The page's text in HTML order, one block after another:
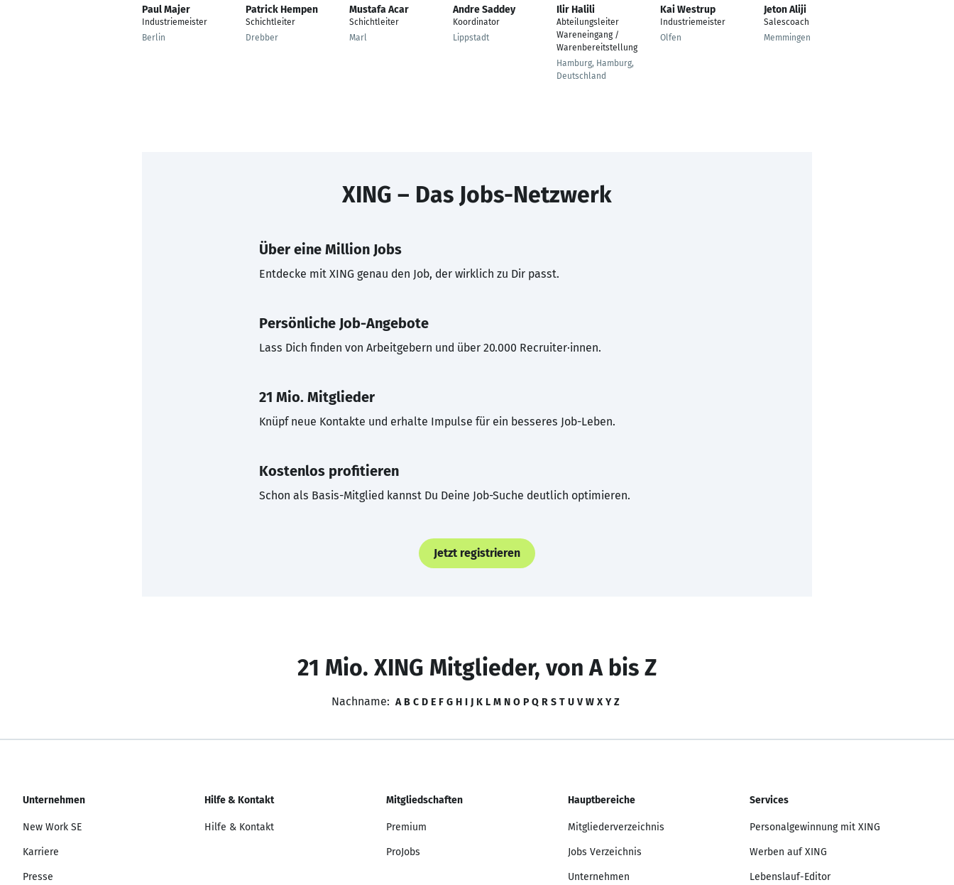
Paul Majer
Industriemeister
Berlin
Patrick Hempen
Schichtleiter
Drebber
Mustafa Acar
Schichtleiter
Marl
Andre Saddey
Koordinator
Lippstadt
Ilir Halili
Abteilungsleiter
Wareneingang /
Warenbereitstellung
Hamburg, Hamburg,
Deutschland
Kai Westrup
Industriemeister
Olfen
Jeton Aliji
Salescoach
Memmingen
XING – Das Jobs-Netzwerk
Über eine Million Jobs
Entdecke mit XING genau den Job, der wirklich zu Dir passt.
Persönliche Job-Angebote
Lass Dich finden von Arbeitgebern und über 20.000 Recruiter·innen.
21 Mio. Mitglieder
Knüpf neue Kontakte und erhalte Impulse für ein besseres Job-Leben.
Kostenlos profitieren
Schon als Basis-Mitglied kannst Du Deine Job-Suche deutlich optimieren.
Jetzt registrieren
21 Mio. XING Mitglieder, von A bis Z
Nachname: A B C D E F G H I J K L M N O P Q R S T U V W X Y Z
Unternehmen
New Work SE
Karriere
Presse
Hilfe & Kontakt
Hilfe & Kontakt
Mitgliedschaften
Premium
ProJobs
Hauptbereiche
Mitgliederverzeichnis
Jobs Verzeichnis
Unternehmen
Services
Personalgewinnung mit XING
Werben auf XING
Lebenslauf-Editor